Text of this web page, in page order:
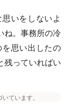
いをしないよ
ね。事務所の冷
思い出したの
残っていればい
ています。